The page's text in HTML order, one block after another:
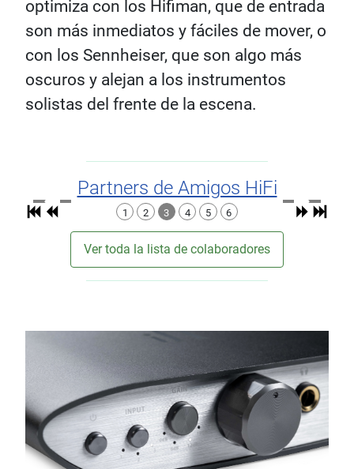
optimiza con los Hifiman, que de entrada
son más inmediatos y fáciles de mover, o
con los Sennheiser, que son algo más
oscuros y alejan a los instrumentos
solistas del frente de la escena.
Partners de Amigos HiFi
1 2 3 4 5 6
Ver toda la lista de colaboradores